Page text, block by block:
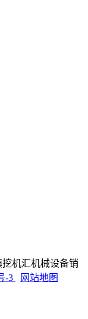
机汇机械设备销
-3 网站地图